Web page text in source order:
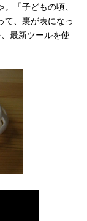
「子どもの頃、
て、裏が表になっ
最新ツールを使